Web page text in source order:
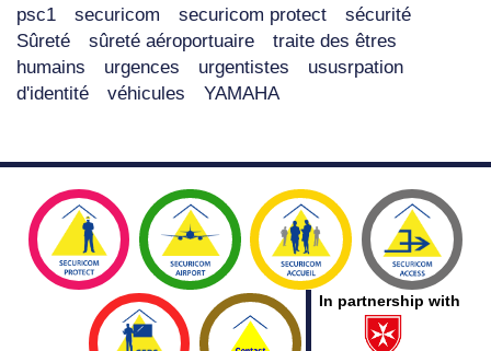
psc1
securicom securicom protect
sécurité
Sûreté
sûreté aéroportuaire
traite des êtres
humains
urgences urgentistes
ususrpation
d'identité
véhicules YAMAHA
In partnership with